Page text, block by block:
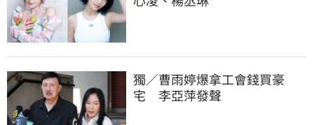
獨／曹雨婷爆拿工會錢買豪
宅　李亞萍發聲